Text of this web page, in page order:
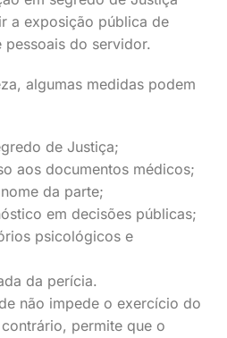
a exposição pública de
do servidor.
algumas medidas podem
de Justiça;
aos documentos médicos;
da parte;
em decisões públicas;
psicológicos e
da perícia.
não impede o exercício do
permite que o